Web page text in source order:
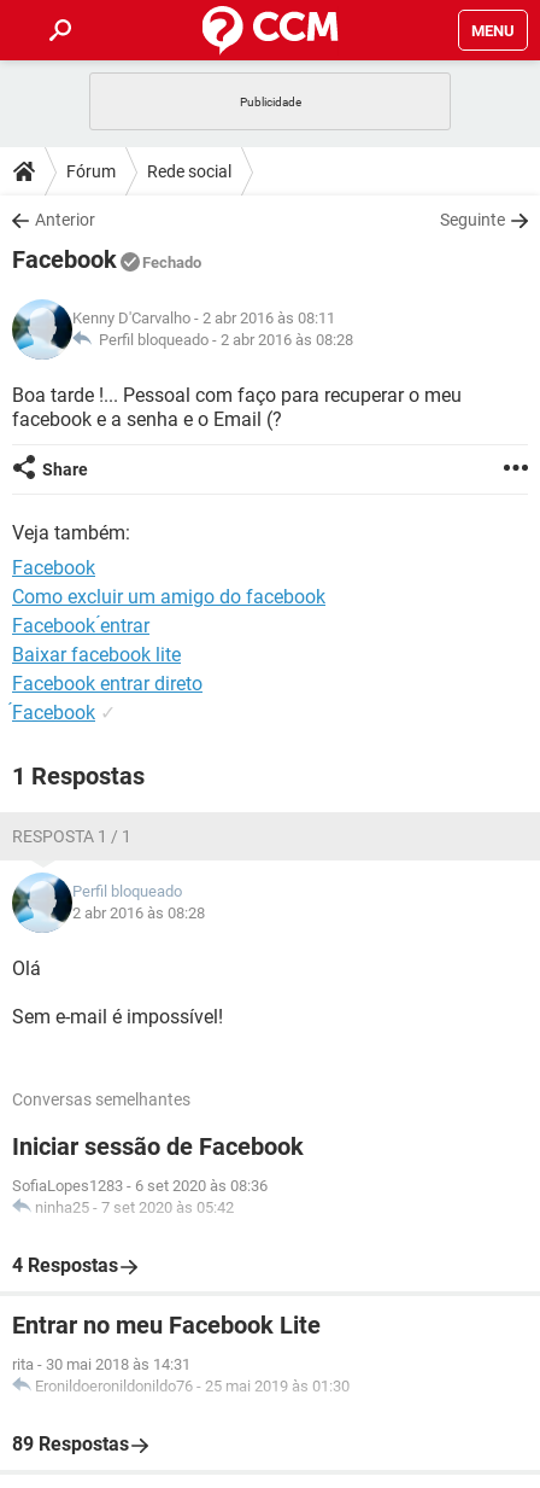
MENU
CELULAR
OUTLOOK
INSTAGRAM
GUIA DE COMPRAS
DICAS
JOGOS
INSTAGRAM GMAIL
GUIA DE COMPRAS
DOWNLOADS
JOGOS
CELULAR
OUTLOOK EXCEL
INSTAGRAM
GUIA DE COMPRAS
JOGOS WHATSAPP
CELULAR
OUTLOOK EXCEL
GLOSSÁRIO
CELULAR
OUTLOOK
GUIA DE COMPRAS
Fórum Rede social
Anterior Seguinte
Facebook Fechado
Kenny D'Carvalho - 2 abr 2016 às 08:11
Perfil bloqueado - 2 abr 2016 às 08:28
Boa tarde !... Pessoal com faço para recuperar o meu
facebook e a senha e o Email (?
Share
Veja também:
Facebook
Como excluir um amigo do facebook
Facebook ́entrar
Baixar facebook lite
Facebook entrar direto
́Facebook ✓
1 Respostas
RESPOSTA 1 / 1
Perfil bloqueado
2 abr 2016 às 08:28
Olá
Sem e-mail é impossível!
Conversas semelhantes
Iniciar sessão de Facebook
SofiaLopes1283 - 6 set 2020 às 08:36
ninha25 - 7 set 2020 às 05:42
4 Respostas
Entrar no meu Facebook Lite
rita - 30 mai 2018 às 14:31
Eronildoeronildonildo76 - 25 mai 2019 às 01:30
89 Respostas